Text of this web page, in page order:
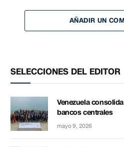
AÑADIR UN
SELECCIONES DEL EDITOR
Venezuela
bancos centrales
mayo 9, 2026